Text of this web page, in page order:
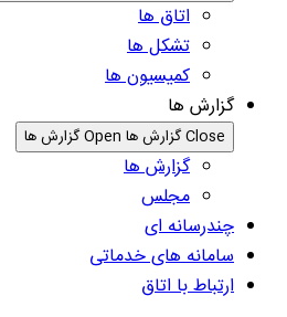
اتاق ها
تشکل ها
کمیسیون ها
گزارش ها
Close گزارش ها Open گزارش ها
گزارش ها
مجلس
چندرسانه ای
سامانه های خدماتی
ارتباط با اتاق